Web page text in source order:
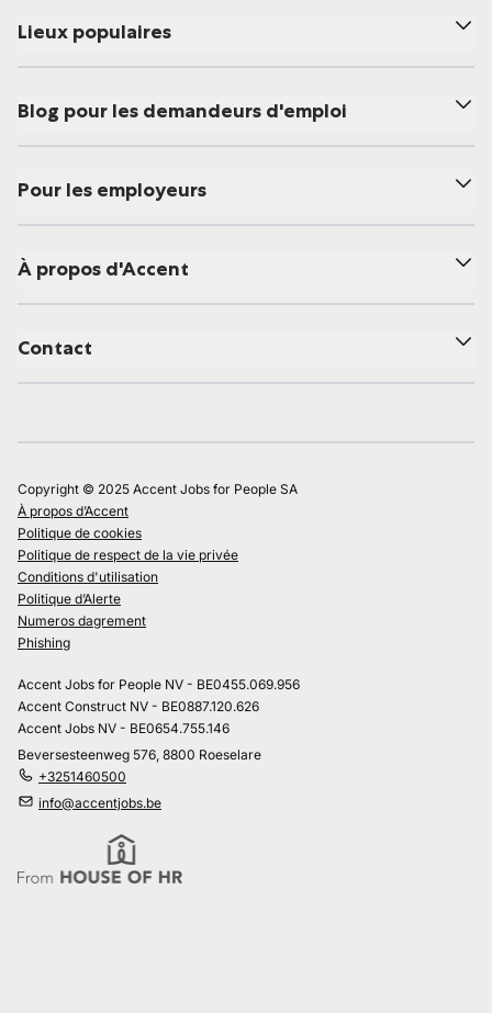
Lieux populaires
Blog pour les demandeurs d'emploi
Pour les employeurs
À propos d'Accent
Contact
Copyright © 2025 Accent Jobs for People SA
À propos d’Accent
Politique de cookies
Politique de respect de la vie privée
Conditions d'utilisation
Politique d’Alerte
Numeros dagrement
Phishing
Accent Jobs for People NV - BE0455.069.956
Accent Construct NV - BE0887.120.626
Accent Jobs NV - BE0654.755.146
Beversesteenweg 576, 8800 Roeselare
+3251460500
info@accentjobs.be